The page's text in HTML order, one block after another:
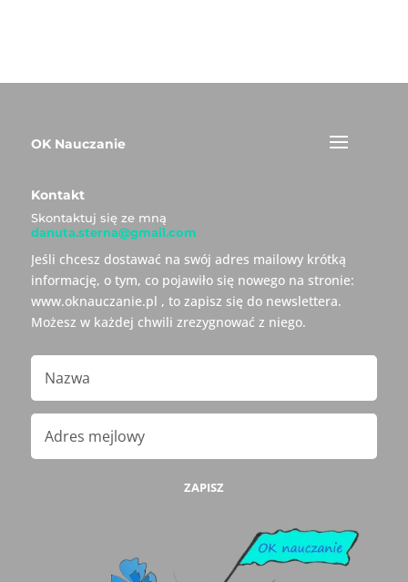
OK Nauczanie
Kontakt
Skontaktuj się ze mną
danuta.sterna@gmail.com
Jeśli chcesz dostawać na swój adres mailowy krótką
informację, o tym, co pojawiło się nowego na stronie:
www.oknauczanie.pl , to zapisz się do newslettera.
Możesz w każdej chwili zrezygnować z niego.
ZAPISZ